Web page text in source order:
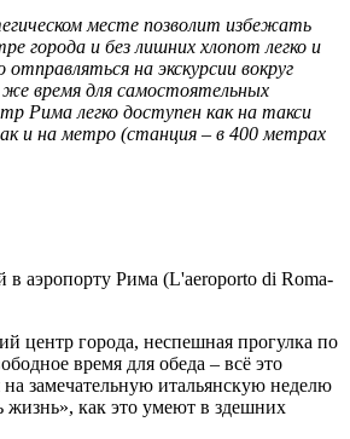
месте позволит избежать
города и без лишних хлопот легко и
на экскурсии вокруг
время для самостоятельных
Рима легко доступен как на такси
и на метро (станция – в 400 метрах
в аэропорту Рима (L'aeroporto di Roma-
центр города, неспешная прогулка по
время для обеда – всё это
на замечательную итальянскую неделю
жизнь», как это умеют в здешних